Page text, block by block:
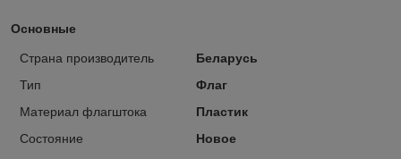
Основные
Страна производитель
Беларусь
Тип
Флаг
Материал флагштока
Пластик
Состояние
Новое